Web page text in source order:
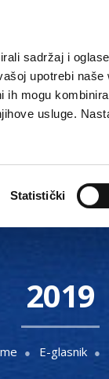
sadržaj i
upotrebi
mogu
usluge.
Statistički
i škole
2019
E-glasnik